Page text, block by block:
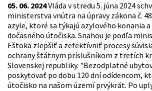
05. 06. 2024Vláda v stredu 5. júna 2024
ministerstva vnútra na úpravy zákona č.
azyle, ktoré sa týkajú azylového konania
dočasného útočiska. Snahou je podľa
Eštoka zlepšiť a zefektívniť procesy
ochrany štátnym príslušníkom z tretích
Slovenskej republiky. "Bezodplatné
poskytovať po dobu 120 dní odídencom,
útočisko na našom území prvýkrát. Po